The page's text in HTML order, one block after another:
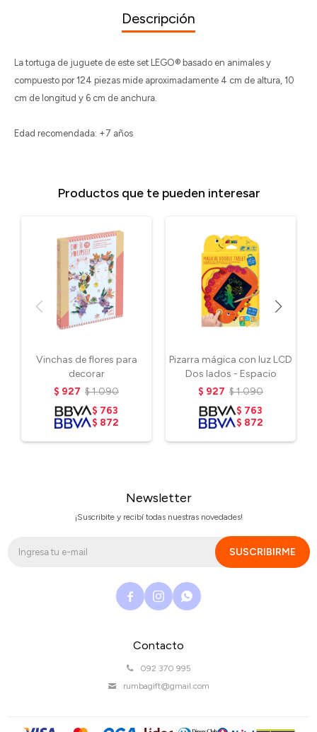
Descripción
La tortuga de juguete de este set LEGO® basado en animales y
compuesto por 124 piezas mide aproximadamente 4 cm de altura, 10
cm de longitud y 6 cm de anchura.
Edad recomendada: +7 años
Productos que te pueden interesar
Vinchas de flores para
decorar
$ 927 $1.090
$ 763
$ 872
Pizarra mágica con luz LCD
Dos lados - Espacio
$ 927 $1.090
$ 763
$ 872
Contacto
092 370 995
rumbagift@gmail.com
Newsletter
¡Suscribite y recibí todas nuestras novedades!
SUSCRIBIRME
  